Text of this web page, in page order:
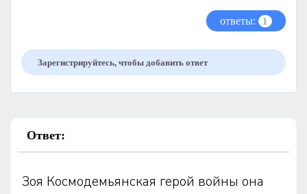
ответы: 1
Зарегистрируйтесь, чтобы добавить ответ
Ответ:
Зоя Космодемьянская герой войны она